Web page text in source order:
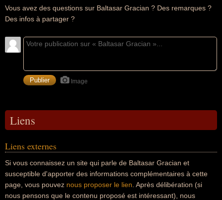
Vous avez des questions sur Baltasar Gracian ? Des remarques ?
Des infos à partager ?
Image
Liens
Liens externes
Si vous connaissez un site qui parle de Baltasar Gracian et
susceptible d'apporter des informations complémentaires à cette
page, vous pouvez nous proposer le lien . Après délibération (si
nous pensons que le contenu proposé est intéressant), nous